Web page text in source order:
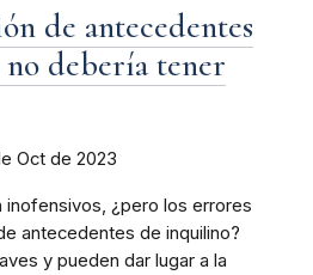
de antecedentes
debería tener
Oct de 2023
inofensivos, ¿pero los errores
antecedentes de inquilino?
y pueden dar lugar a la